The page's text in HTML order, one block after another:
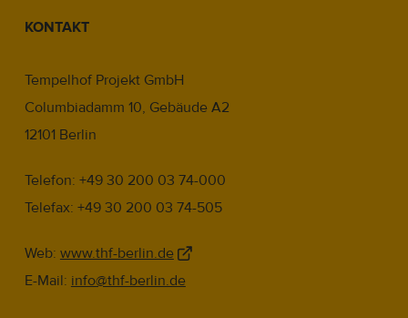
KONTAKT
Tempelhof Projekt GmbH
Columbiadamm 10, Gebäude A2
12101 Berlin
Telefon: +49 30 200 03 74-000
Telefax: +49 30 200 03 74-505
Web: www.thf-berlin.de
E-Mail: info@thf-berlin.de